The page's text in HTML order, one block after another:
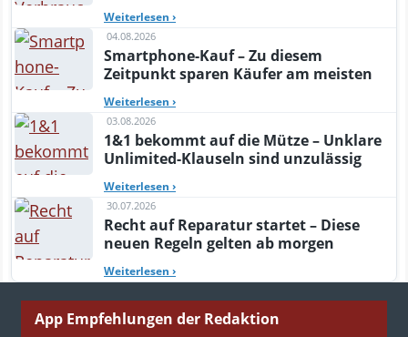
Weiterlesen ›
04.08.2026
Smartphone-Kauf – Zu diesem
Zeitpunkt sparen Käufer am meisten
Weiterlesen ›
03.08.2026
1&1 bekommt auf die Mütze – Unklare
Unlimited-Klauseln sind unzulässig
Weiterlesen ›
30.07.2026
Recht auf Reparatur startet – Diese
neuen Regeln gelten ab morgen
Weiterlesen ›
App Empfehlungen der Redaktion